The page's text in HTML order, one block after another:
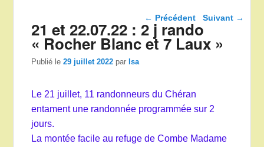
Navigation dans les
← Précédent Suivant →
21 et 22.07.22 : 2 j rando
« Rocher Blanc et 7 Laux »
Publié le29 juillet 2022 parIsa
Le 21 juillet, 11 randonneurs du Chéran
entament une randonnée programmée sur 2
jours.
La montée facile au refuge de Combe Madame